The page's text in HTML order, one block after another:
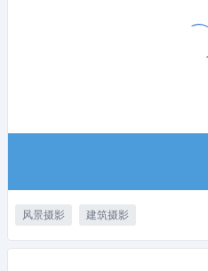
风景摄影 建筑摄影